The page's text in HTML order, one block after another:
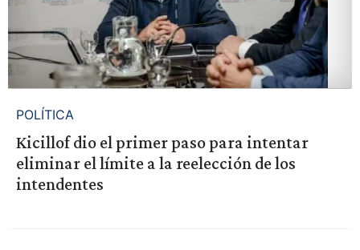
POLÍTICA
Kicillof dio el primer paso para intentar
eliminar el límite a la reelección de los
intendentes